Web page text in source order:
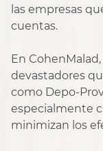
las empresas
cuentas.
En
devastadores
como Depo-
especialmente
minimizan los